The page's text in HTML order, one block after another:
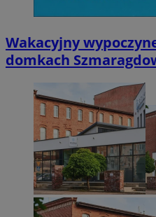
Wakacyjny
domkach